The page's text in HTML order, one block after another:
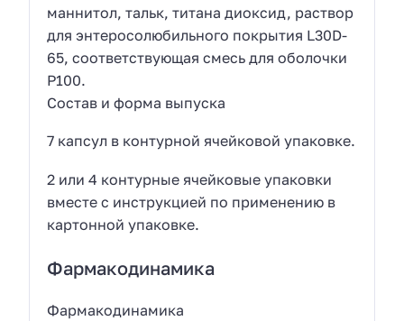
маннитол, тальк, титана диоксид, раствор
для энтеросолюбильного покрытия L30D-
65, соответствующая смесь для оболочки
P100.
Состав и форма выпуска
7 капсул в контурной ячейковой упаковке.
2 или 4 контурные ячейковые упаковки
вместе с инструкцией по применению в
картонной упаковке.
Фармакодинамика
Фармакодинамика